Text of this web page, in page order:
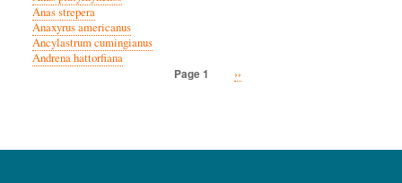
Anas strepera
Anaxyrus americanus
Ancylastrum cumingianus
Andrena hattorfiana
Page 1
Next
››